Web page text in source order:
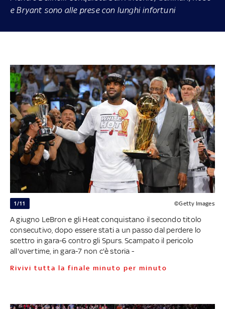
e Bryant sono alle prese con lunghi infortuni
1/11 ©Getty Images
A giugno LeBron e gli Heat conquistano il secondo titolo
consecutivo, dopo essere stati a un passo dal perdere lo
scettro in gara-6 contro gli Spurs. Scampato il pericolo
all'overtime, in gara-7 non c'è storia -
Rivivi tutta la finale minuto per minuto